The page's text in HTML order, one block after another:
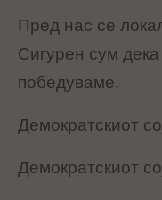
Пред нас се
Сигурен сум
победуваме.
Демократскиот
Демократскиот